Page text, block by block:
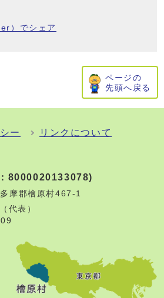
）でシェア
ページの
先頭へ戻る
ー リンクについて
8000020133078)
摩郡檜原村467-1
（代表）